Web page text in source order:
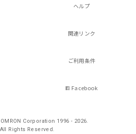
ヘルプ
関連リンク
ご利用条件
Facebook
Corporation 1996 - 2026.
All Rights Reserved.